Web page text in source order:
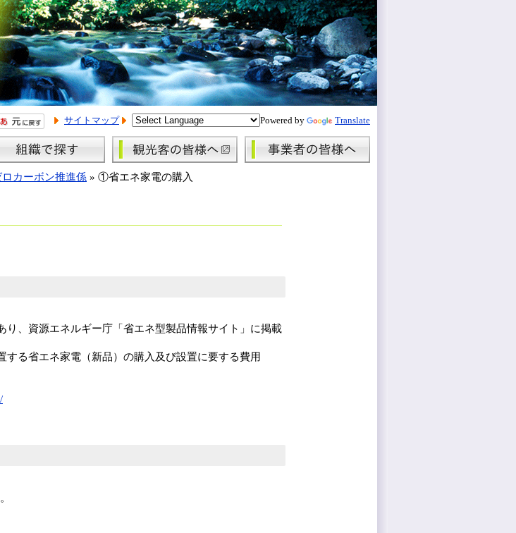
サイトマップ Powered by Translate
ロカーボン推進係 » ①省エネ家電の購入
、資源エネルギー庁「省エネ型製品情報サイト」に掲載
る省エネ家電（新品）の購入及び設置に要する費用